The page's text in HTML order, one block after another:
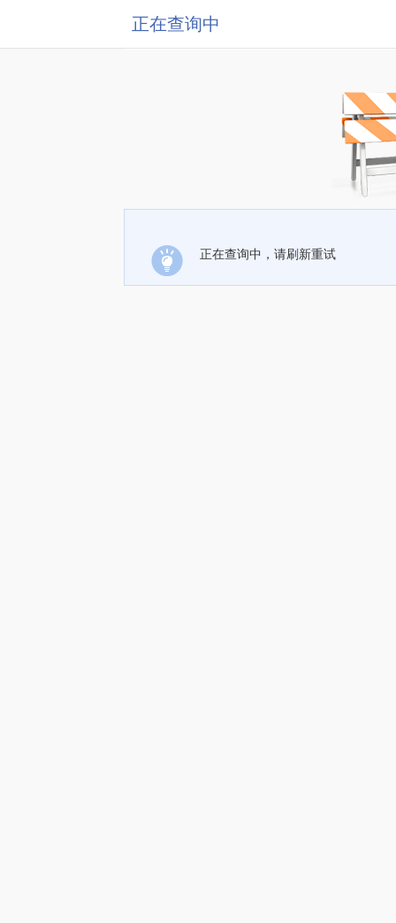
正在查询中
正在查询中，请刷新重试